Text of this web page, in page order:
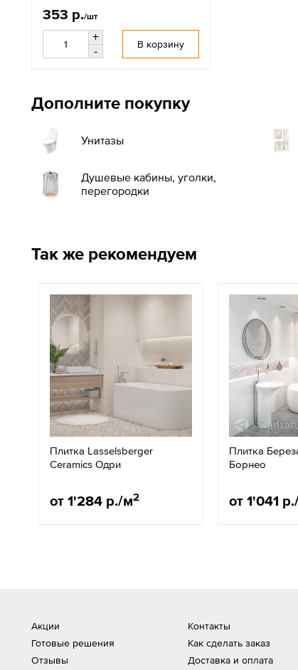
353 р./шт
+
-
В корзину
Дополните покупку
Унитазы
Душевые кабины, уголки,
перегородки
Так же рекомендуем
Плитка Lasselsberger
Ceramics Одри
от 1'284 р./м2
Плитка
Борнео
от 1'041
Акции
Готовые решения
Отзывы
Контакты
Как сделать заказ
Доставка и оплата